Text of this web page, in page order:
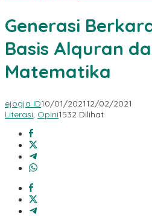
Generasi
Basis Alquran
Matematika
ejogja ID10/01/202112/02/2021
Literasi, Opini1532 Dilihat